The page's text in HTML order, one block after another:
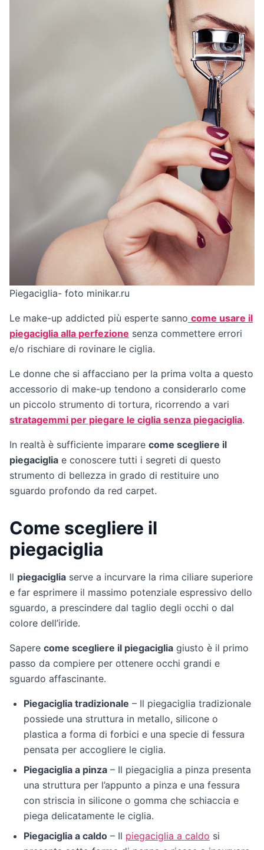
Piegaciglia- foto minikar.ru
Le make-up addicted più esperte sanno come usare il
piegaciglia alla perfezione senza commettere errori
e/o rischiare di rovinare le ciglia.
Le donne che si affacciano per la prima volta a questo
accessorio di make-up tendono a considerarlo come
un piccolo strumento di tortura, ricorrendo a vari
stratagemmi per piegare le ciglia senza piegaciglia.
In realtà è sufficiente imparare come scegliere il
piegaciglia e conoscere tutti i segreti di questo
strumento di bellezza in grado di restituire uno
sguardo profondo da red carpet.
Come scegliere il
piegaciglia
Il piegaciglia serve a incurvare la rima ciliare superiore
e far esprimere il massimo potenziale espressivo dello
sguardo, a prescindere dal taglio degli occhi o dal
colore dell’iride.
Sapere come scegliere il piegaciglia giusto è il primo
passo da compiere per ottenere occhi grandi e
sguardo affascinante.
Piegaciglia tradizionale – Il piegaciglia tradizionale
possiede una struttura in metallo, silicone o
plastica a forma di forbici e una specie di fessura
pensata per accogliere le ciglia.
Piegaciglia a pinza – Il piegaciglia a pinza presenta
una struttura per l’appunto a pinza e una fessura
con striscia in silicone o gomma che schiaccia e
piega delicatamente le ciglia.
Piegaciglia a caldo – Il piegaciglia a caldo si